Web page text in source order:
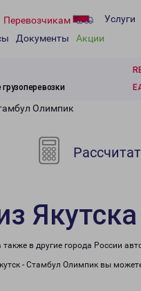
Перевозчикам
Услуги
Документы Акции
Олимпик
в другие города России
- Стамбул Олимпик вы